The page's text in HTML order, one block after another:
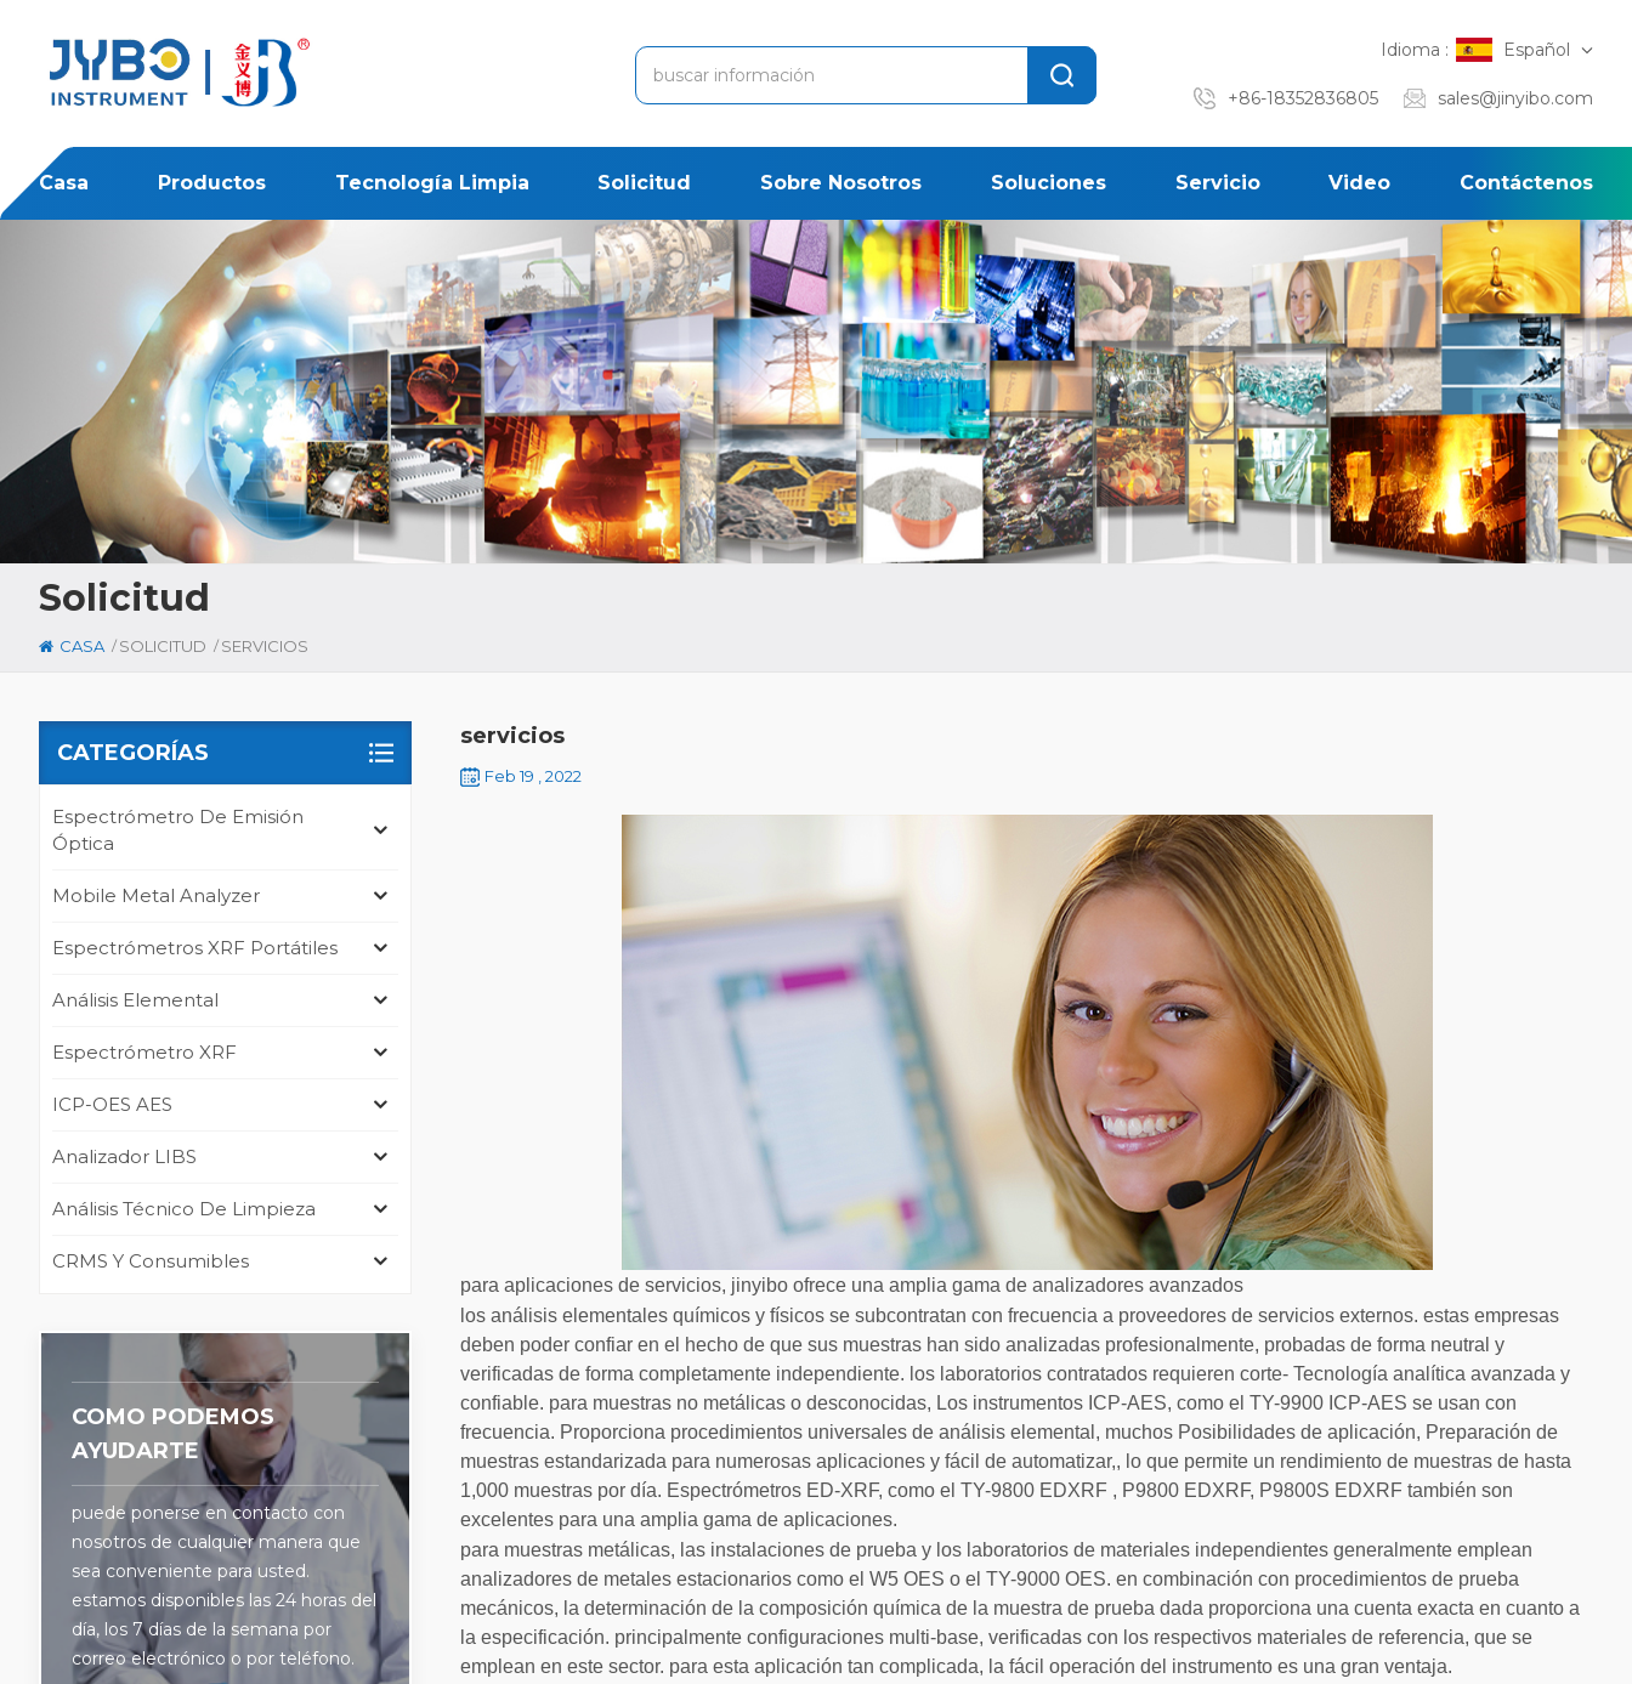
Idioma : Español
+86-18352836805 sales@jinyibo.com
Casa Productos Tecnología Limpia Solicitud Sobre Nosotros Soluciones Servicio Video Contáctenos
Solicitud
CASA / SOLICITUD / SERVICIOS
CATEGORÍAS
Espectrómetro De Emisión
Óptica
Mobile Metal Analyzer
Espectrómetros XRF Portátiles
Análisis Elemental
Espectrómetro XRF
ICP-OES AES
Analizador LIBS
Análisis Técnico De Limpieza
CRMS Y Consumibles
COMO PODEMOS
AYUDARTE
puede ponerse en contacto con
nosotros de cualquier manera que
sea conveniente para usted.
estamos disponibles las 24 horas del
día, los 7 días de la semana por
correo electrónico o por teléfono.
servicios
Feb 19 , 2022
para aplicaciones de servicios, jinyibo ofrece una amplia gama de analizadores avanzados
los análisis elementales químicos y físicos se subcontratan con frecuencia a proveedores de servicios externos. estas empresas
deben poder confiar en el hecho de que sus muestras han sido analizadas profesionalmente, probadas de forma neutral y
verificadas de forma completamente independiente. los laboratorios contratados requieren corte- Tecnología analítica avanzada y
confiable. para muestras no metálicas o desconocidas, Los instrumentos ICP-AES, como el TY-9900 ICP-AES se usan con
frecuencia. Proporciona procedimientos universales de análisis elemental, muchos Posibilidades de aplicación, Preparación de
muestras estandarizada para numerosas aplicaciones y fácil de automatizar,, lo que permite un rendimiento de muestras de hasta
1,000 muestras por día. Espectrómetros ED-XRF, como el TY-9800 EDXRF , P9800 EDXRF, P9800S EDXRF también son
excelentes para una amplia gama de aplicaciones.
para muestras metálicas, las instalaciones de prueba y los laboratorios de materiales independientes generalmente emplean
analizadores de metales estacionarios como el W5 OES o el TY-9000 OES. en combinación con procedimientos de prueba
mecánicos, la determinación de la composición química de la muestra de prueba dada proporciona una cuenta exacta en cuanto a
la especificación. principalmente configuraciones multi-base, verificadas con los respectivos materiales de referencia, que se
emplean en este sector. para esta aplicación tan complicada, la fácil operación del instrumento es una gran ventaja.